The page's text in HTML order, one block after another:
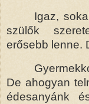
Igaz,
szülők
erősebb lenne.
De ahogyan
édesanyánk